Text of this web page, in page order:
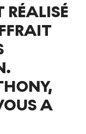
RÉALISÉ
A